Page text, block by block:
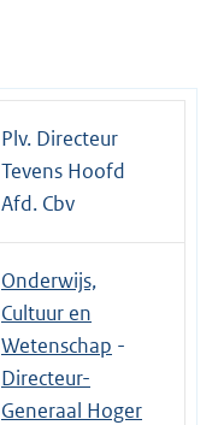
Plv. Directeur
Tevens Hoofd
Afd. Cbv
Onderwijs,
Cultuur en
Wetenschap -
Directeur-
Generaal Hoger